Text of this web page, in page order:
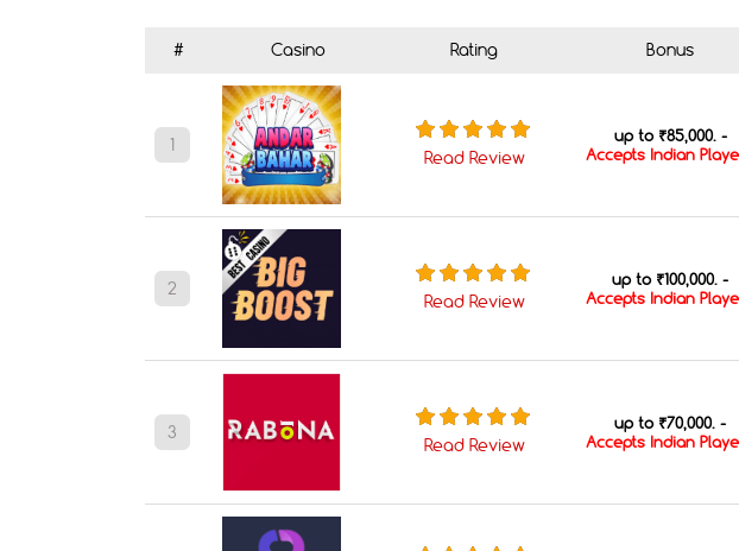
# Casino Rating Bonus
1
Read Review
up to ₹85,000. -
Accepts Indian
2
Read Review
up to ₹100,000. -
Accepts Indian
3
Read Review
up to ₹70,000. -
Accepts Indian